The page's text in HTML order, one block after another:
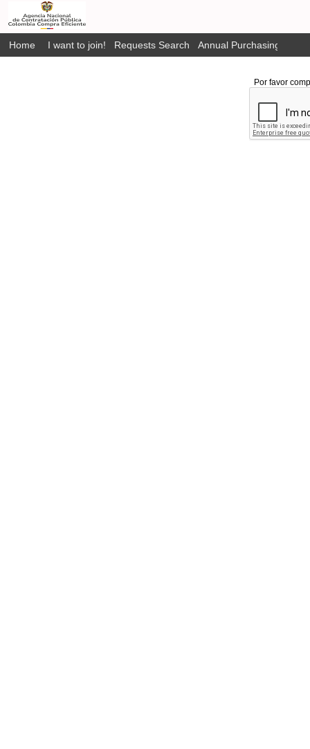
Home I want to join! Requests Search Annual Purchasing Plan
Por favor